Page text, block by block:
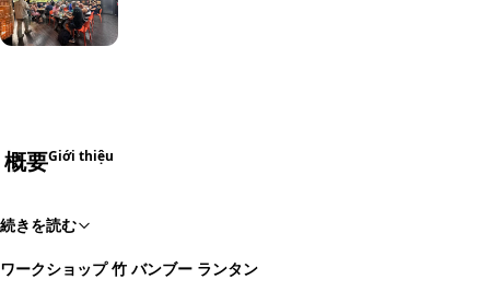
概要Giới thiệu
続きを読む
ワークショップ 竹 バンブー ランタン